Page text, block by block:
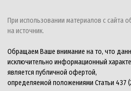
При использовании материалов с сайта
на источник.
Обращаем Ваше внимание на то, что
исключительно информационный
является публичной офертой,
определяемой положениями Статьи 437